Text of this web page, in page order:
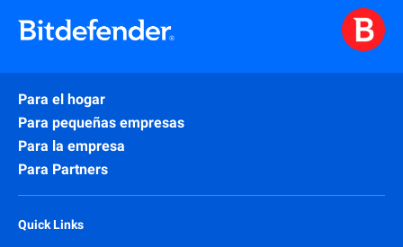
Para el hogar
Para pequeñas empresas
Para la empresa
Para Partners
Quick Links